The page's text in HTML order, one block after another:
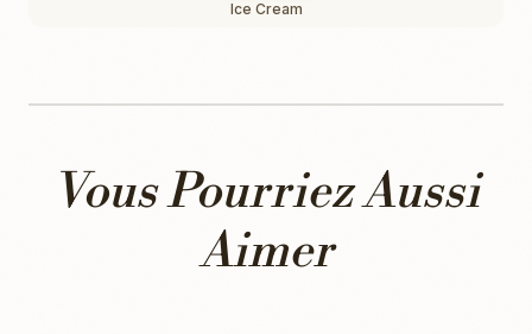
Ice Cream
Vous Pourriez Aussi
Aimer